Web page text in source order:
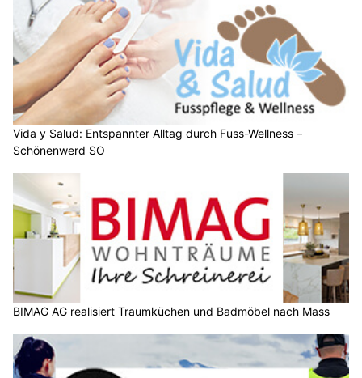
Vida y Salud: Entspannter Alltag durch Fuss-Wellness –
Schönenwerd SO
BIMAG AG realisiert Traumküchen und Badmöbel nach Mass